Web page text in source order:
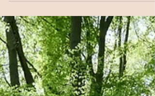
plantes diurétiques comme le pissenlit, la Reine des
Prés. Mais encore les plantes anti-inflammatoires
comme la feuille de Cassissier. Découvrez comment
elles fonctionnent et comment les intégrer dans votre
routine.